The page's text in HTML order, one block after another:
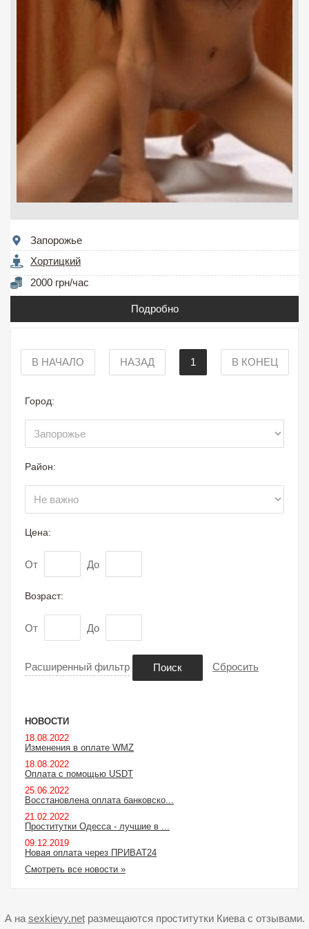
Запорожье
Хортицкий
2000 грн/час
Подробно
В НАЧАЛО НАЗАД 1 В КОНЕЦ
Город:
Район:
Цена:
От До
Возраст:
От До
Расширенный фильтр Поиск Сбросить
НОВОСТИ
18.08.2022
Изменения в оплате WMZ
18.08.2022
Оплата с помощью USDT
25.06.2022
Восстановлена оплата банковско...
21.02.2022
Проститутки Одесса - лучшие в ...
09.12.2019
Новая оплата через ПРИВАТ24
Смотреть все новости »
А на sexkievy.netразмещаются проститутки Киева с отзывами.